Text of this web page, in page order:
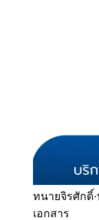
ทนายจิรศักดิ์·
เอกสาร